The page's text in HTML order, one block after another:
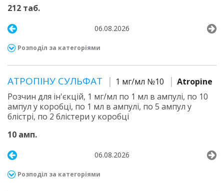
212 таб.
06.08.2026
Розподіл за категоріями
АТРОПІНУ СУЛЬФАТ 1 мг/мл №10
Atropine
Розчин для ін'єкцій, 1 мг/мл по 1 мл в ампулі, по 10
ампул у коробці, по 1 мл в ампулі, по 5 ампул у
блістрі, по 2 блістери у коробці
10 амп.
06.08.2026
Розподіл за категоріями